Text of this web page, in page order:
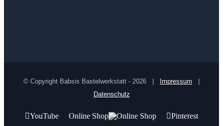
© Copyright Babsis Bastelwerkstatt - 2026 | Impressum
Datenschutz
YouTube Online Shop Pinterest